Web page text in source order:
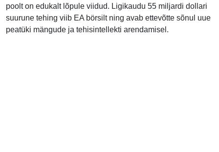
poolt on edukalt lõpule viidud. Ligikaudu 55 miljardi dollari
suurune tehing viib EA börsilt ning avab ettevõtte sõnul uue
peatüki mängude ja tehisintellekti arendamisel.